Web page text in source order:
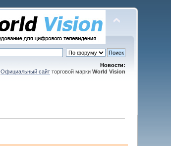
Новости:
Официальный сайтторговой марки World Vision